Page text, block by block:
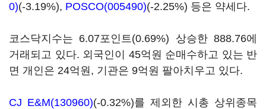
0)(-3.19%), POSCO(005490)(-2.25%) 등은 약세다.
코스닥지수는 6.07포인트(0.69%) 상승한 888.76에
거래되고 있다. 외국인이 45억원 순매수하고 있는 반
면 개인은 24억원, 기관은 9억원 팔아치우고 있다.
CJ E&M(130960)(-0.32%)를 제외한 시총 상위종목